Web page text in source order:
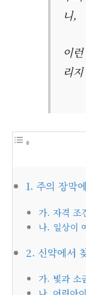
니,
이
리
1. 주의 장막
가. 자격 조
나. 일상이
2. 신약에서
가. 빛과 소